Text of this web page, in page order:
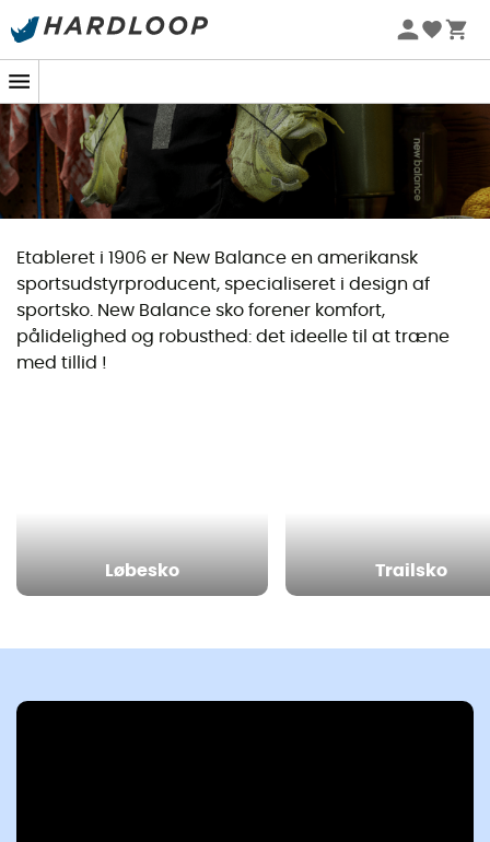
Etableret i 1906 er New Balance en amerikansk
sportsudstyrproducent, specialiseret i design af
sportsko. New Balance sko forener komfort,
pålidelighed og robusthed: det ideelle til at træne
med tillid !
Løbesko Trailsko